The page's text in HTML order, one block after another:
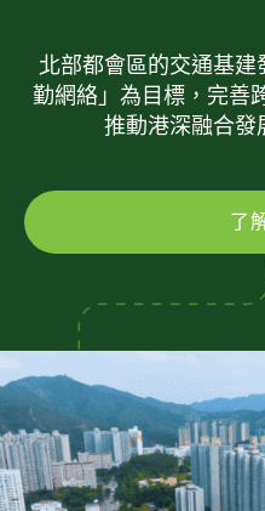
北部都會區的交通基
勤網絡」為目標，完善
推動港深融合發
了